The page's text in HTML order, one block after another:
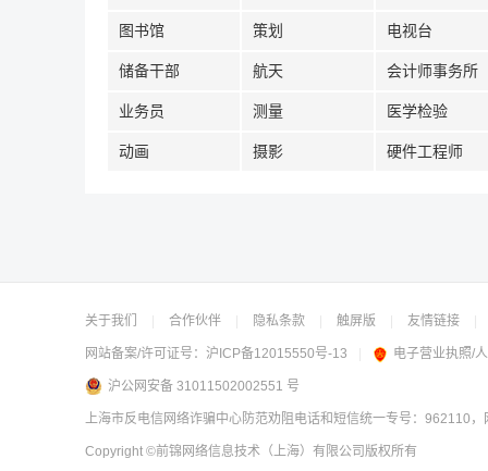
图书馆 策划 电视台
储备干部 航天 会计师事务所
业务员 测量 医学检验
动画 摄影 硬件工程师
关于我们 合作伙伴 隐私条款 触屏版 友情链接
网站备案/许可证号： 沪ICP备12015550号-13 电子营业执照/
沪公网安备 31011502002551 号
上海市反电信网络诈骗中心防范劝阻电话和短信统一专号：962110
Copyright ©前锦网络信息技术（上海）有限公司 版权所有